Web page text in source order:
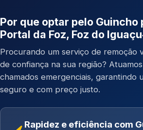
Por que optar pelo Guincho
Portal da Foz, Foz do
Procurando um serviço de remoção
de confiança na sua região?
chamados emergenciais, garantindo
seguro e com preço justo.
Rapidez e eficiência com